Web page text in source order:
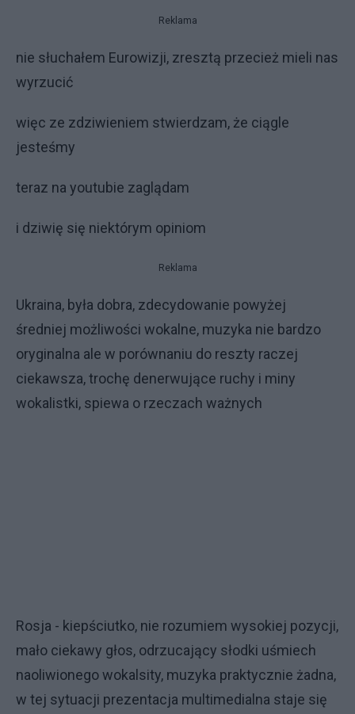
Reklama
nie słuchałem Eurowizji, zresztą przecież mieli nas
wyrzucić
więc ze zdziwieniem stwierdzam, że ciągle
jesteśmy
teraz na youtubie zaglądam
i dziwię się niektórym opiniom
Reklama
Ukraina, była dobra, zdecydowanie powyżej
średniej możliwości wokalne, muzyka nie bardzo
oryginalna ale w porównaniu do reszty raczej
ciekawsza, trochę denerwujące ruchy i miny
wokalistki, spiewa o rzeczach ważnych
Rosja - kiepściutko, nie rozumiem wysokiej pozycji,
mało ciekawy głos, odrzucający słodki uśmiech
naoliwionego wokalsity, muzyka praktycznie żadna,
w tej sytuacji prezentacja multimedialna staje się